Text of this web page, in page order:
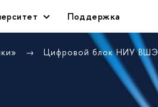
Поддержка
Цифровой блок НИУ ВШЭ